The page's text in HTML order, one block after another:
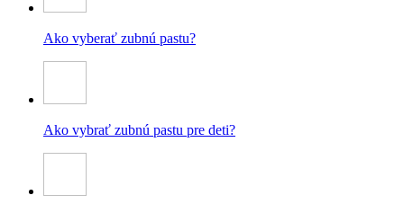
Ako vyberať zubnú pastu?
Ako vybrať zubnú pastu pre deti?